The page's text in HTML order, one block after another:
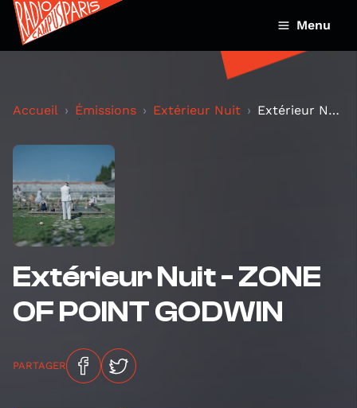
Menu
Accueil Émissions Extérieur Nuit Extérieur Nuit - ZONE OF POINT GODWIN
Extérieur Nuit - ZONE
OF POINT GODWIN
PARTAGER